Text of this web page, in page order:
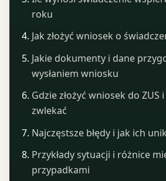
roku
Jak złożyć wniosek o
Jakie dokumenty i dane
wysłaniem wniosku
Gdzie złożyć wniosek do ZUS
zwlekać
Najczęstsze błędy i jak ich
Przykłady sytuacji i różnice
przypadkami